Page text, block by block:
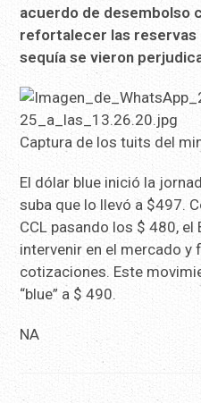
acuerdo de desembolso
refortalecer las reservas
sequía se vieron
Captura de los tuits del
El dólar blue inició la
suba que lo llevó a $497.
CCL pasando los $ 480,
intervenir en el mercado y
cotizaciones. Este
“blue” a $ 490.
NA